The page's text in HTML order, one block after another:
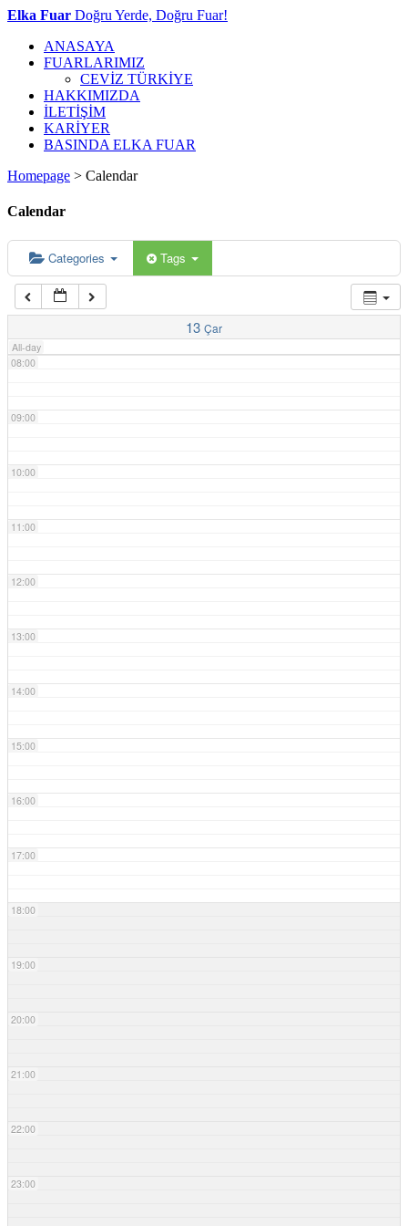
Elka Fuar Doğru Yerde, Doğru Fuar!
ANASAYA
FUARLARIMIZ
CEVİZ TÜRKİYE
HAKKIMIZDA
İLETİŞİM
KARİYER
BASINDA ELKA FUAR
Homepage > Calendar
Calendar
Categories Tags
13 Çar
All-day
04:00
06:00
07:00
08:00
09:00
10:00
11:00
12:00
13:00
14:00
15:00
16:00
17:00
18:00
19:00
20:00
21:00
22:00
23:00